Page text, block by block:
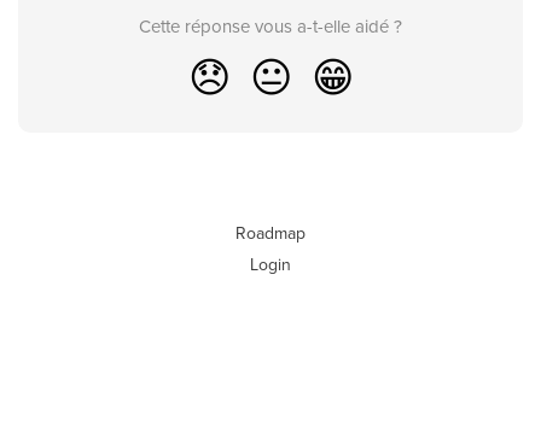
Cette réponse vous a-t-elle aidé ?
😞 😐 😁
Roadmap
Login